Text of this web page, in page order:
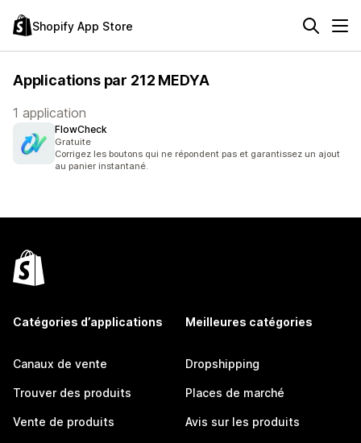
Shopify App Store
Applications par 212 MEDYA
1 application
FlowCheck
Gratuite
Corrigez les boutons qui ne répondent pas et garantissez un ajout
au panier instantané.
Catégories d’applications
Canaux de vente
Trouver des produits
Vente de produits
Meilleures catégories
Dropshipping
Places de marché
Avis sur les produits